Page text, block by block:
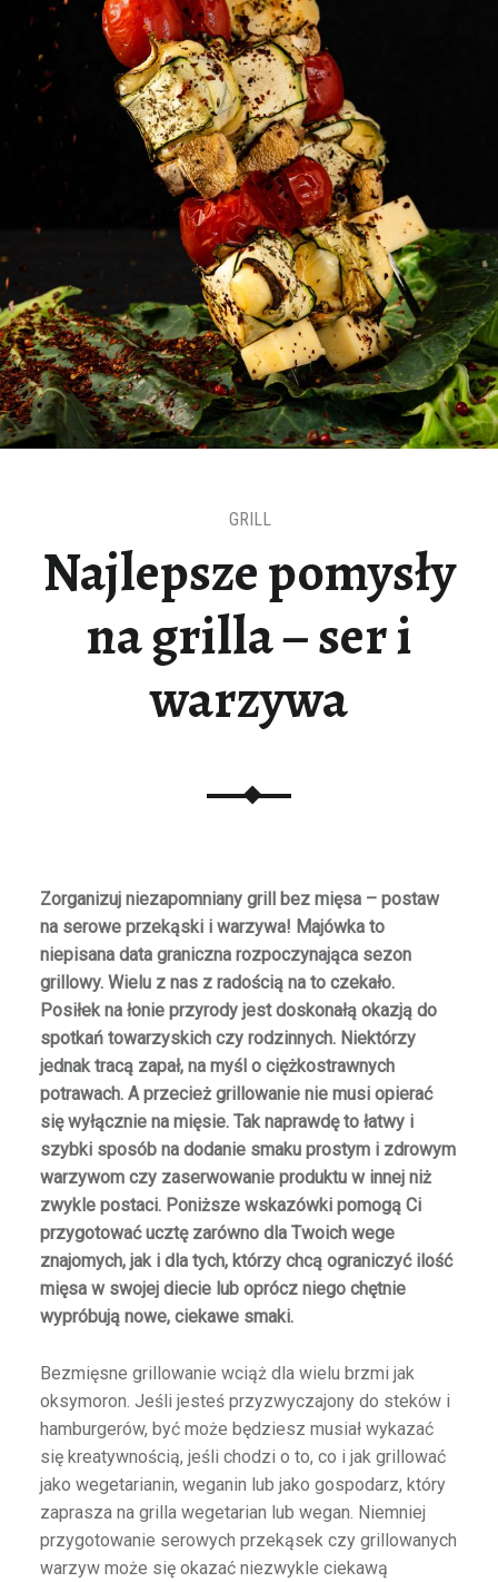
Najlepsze pomysły
na grilla – ser i
warzywa
GRILL
Zorganizuj niezapomniany grill bez mięsa – postaw
na serowe przekąski i warzywa! Majówka to
niepisana data graniczna rozpoczynająca sezon
grillowy. Wielu z nas z radością na to czekało.
Posiłek na łonie przyrody jest doskonałą okazją do
spotkań towarzyskich czy rodzinnych. Niektórzy
jednak tracą zapał, na myśl o ciężkostrawnych
potrawach. A przecież grillowanie nie musi opierać
się wyłącznie na mięsie. Tak naprawdę to łatwy i
szybki sposób na dodanie smaku prostym i zdrowym
warzywom czy zaserwowanie produktu w innej niż
zwykle postaci. Poniższe wskazówki pomogą Ci
przygotować ucztę zarówno dla Twoich wege
znajomych, jak i dla tych, którzy chcą ograniczyć ilość
mięsa w swojej diecie lub oprócz niego chętnie
wypróbują nowe, ciekawe smaki.
Bezmięsne grillowanie wciąż dla wielu brzmi jak
oksymoron. Jeśli jesteś przyzwyczajony do steków i
hamburgerów, być może będziesz musiał wykazać
się kreatywnością, jeśli chodzi o to, co i jak grillować
jako wegetarianin, weganin lub jako gospodarz, który
zaprasza na grilla wegetarian lub wegan. Niemniej
przygotowanie serowych przekąsek czy grillowanych
warzyw może się okazać niezwykle ciekawą